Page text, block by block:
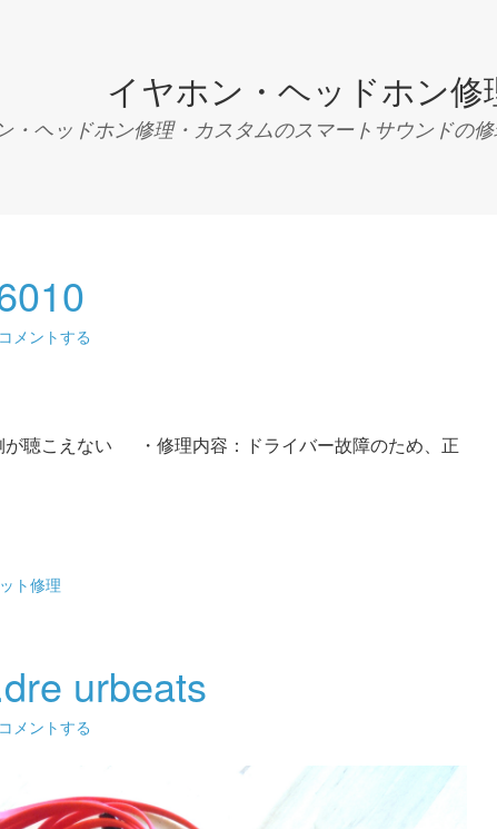
イヤホン・ヘッドホン修
・ヘッドホン修理・カスタムのスマートサウンドの修
コメントする
が聴こえない ・修理内容：ドライバー故障のため、正
ト修理
urbeats
コメントする